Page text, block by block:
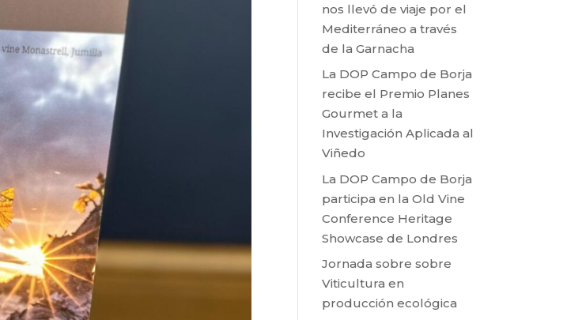
nos llevó de viaje por el
Mediterráneo a través
de la Garnacha
La DOP Campo de Borja
recibe el Premio Planes
Gourmet a la
Investigación Aplicada al
Viñedo
La DOP Campo de Borja
participa en la Old Vine
Conference Heritage
Showcase de Londres
Jornada sobre sobre
Viticultura en
producción ecológica